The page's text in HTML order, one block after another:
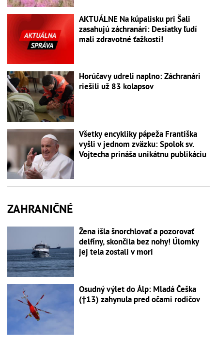
AKTUÁLNE Na kúpalisku pri Šali
zasahujú záchranári: Desiatky ľudí
mali zdravotné ťažkosti!
Horúčavy udreli naplno: Záchranári
riešili už 83 kolapsov
Všetky encykliky pápeža Františka
vyšli v jednom zväzku: Spolok sv.
Vojtecha prináša unikátnu publikáciu
ZAHRANIČNÉ
Žena išla šnorchlovať a pozorovať
delfíny, skončila bez nohy! Úlomky
jej tela zostali v mori
Osudný výlet do Álp: Mladá Češka
(†13) zahynula pred očami rodičov